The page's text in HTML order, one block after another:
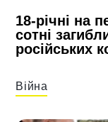
18-річні на
сотні
російських
Війна